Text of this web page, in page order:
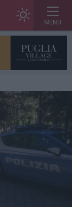
MENU